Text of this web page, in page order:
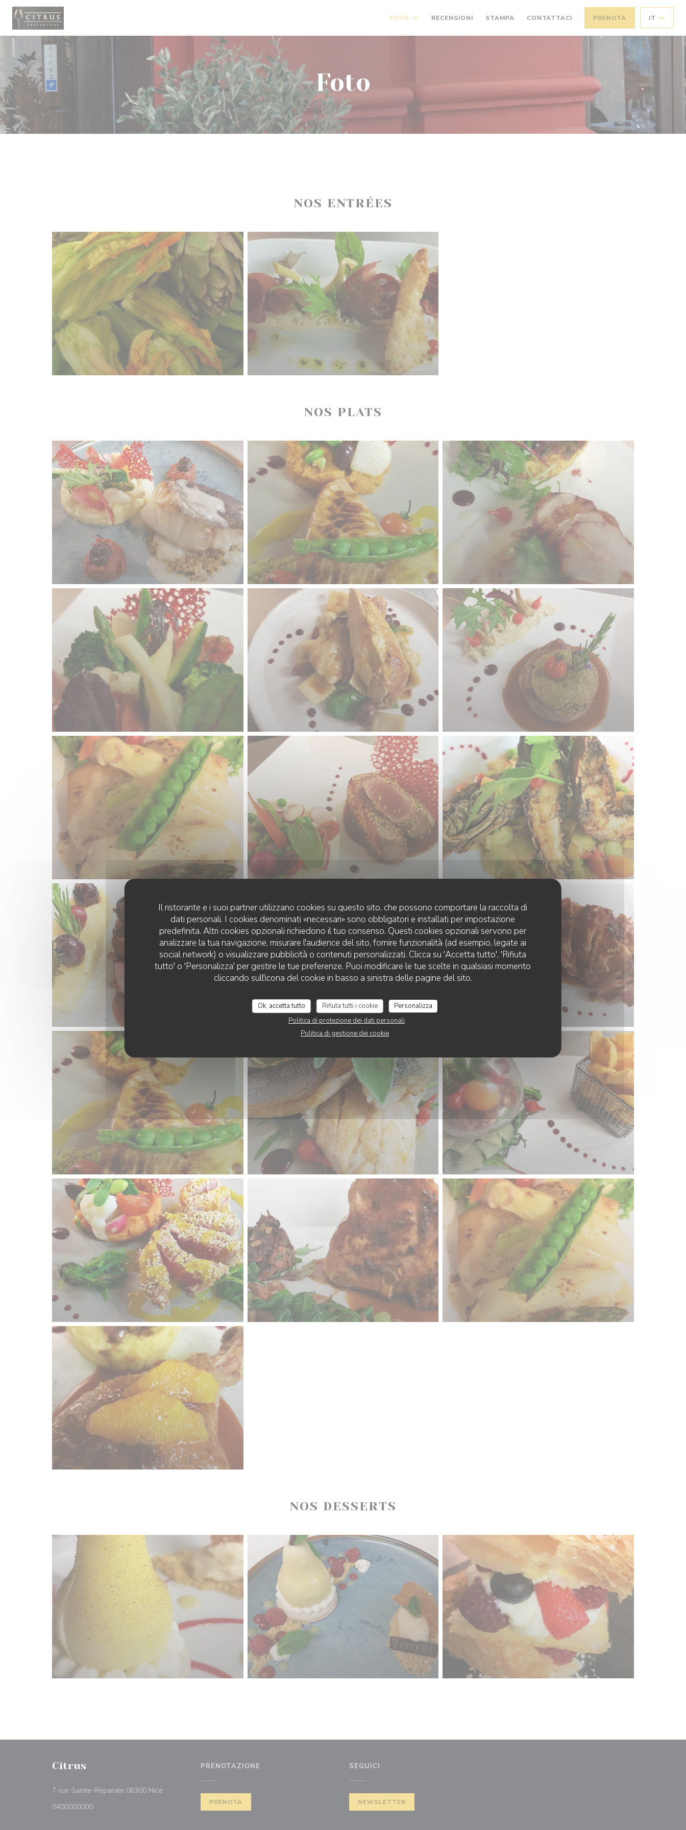
Personalizzazione delle tue scelte sui cookie
Il ristorante e i suoi partner utilizzano cookies su questo sito, che possono comportare la raccolta di
dati personali. I cookies denominati «necessari» sono obbligatori e installati per impostazione
predefinita. Altri cookies opzionali richiedono il tuo consenso. Questi cookies opzionali servono per
analizzare la tua navigazione, misurare l'audience del sito, fornire funzionalità (ad esempio, legate ai
social network) o visualizzare pubblicità o contenuti personalizzati. Clicca su 'Accetta tutto', 'Rifiuta
tutto' o 'Personalizza' per gestire le tue preferenze. Puoi modificare le tue scelte in qualsiasi momento
cliccando sull'icona del cookie in basso a sinistra delle pagine del sito.
Ok, accetta tutto Rifiuta tutti i cookie
Personalizza
Politica di protezione dei dati personali
Politica di gestione dei cookie
FOTO RECENSIONI STAMPA CONTATTACI PRENOTA IT
Foto
NOS ENTRÉES
NOS PLATS
NOS DESSERTS
Citrus
7 rue Sainte-Réparate 06300 Nice
0400000000
PRENOTAZIONE
PRENOTA
SEGUICI
NEWSLETTER